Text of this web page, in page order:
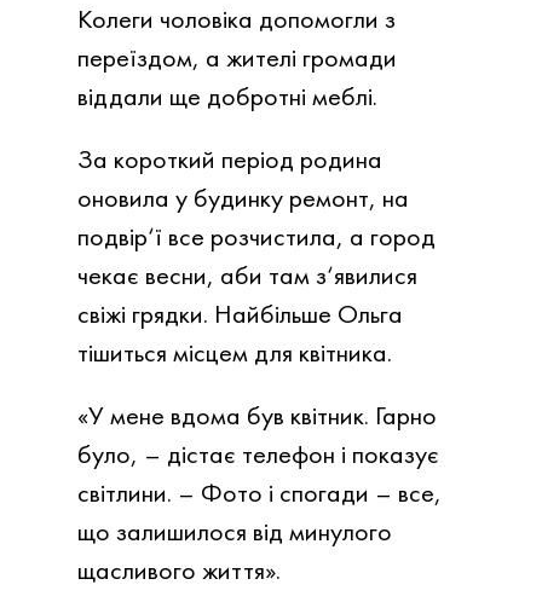
Колеги чоловіка допомогли з
переїздом, а жителі громади
віддали ще добротні меблі.
За короткий період родина
оновила у будинку ремонт, на
подвір‘ї все розчистила, а город
чекає весни, аби там з‘явилися
свіжі грядки. Найбільше Ольга
тішиться місцем для квітника.
«У мене вдома був квітник. Гарно
було, – дістає телефон і показує
світлини. – Фото і спогади – все,
що залишилося від минулого
щасливого життя».